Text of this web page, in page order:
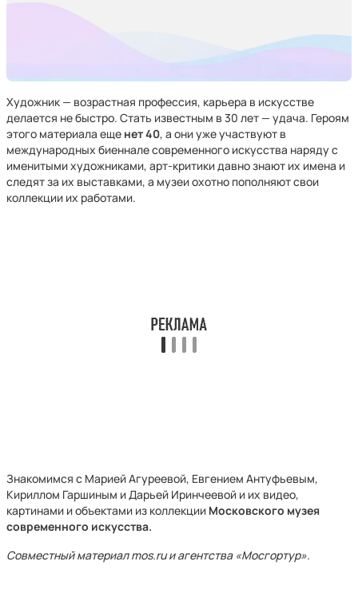
Художник — возрастная профессия, карьера в искусстве
делается не быстро. Стать известным в 30 лет — удача. Героям
этого материала еще нет 40, а они уже участвуют в
международных биеннале современного искусства наряду с
именитыми художниками, арт-критики давно знают их имена и
следят за их выставками, а музеи охотно пополняют свои
коллекции их работами.
Знакомимся с Марией Агуреевой, Евгением Антуфьевым,
Кириллом Гаршиным и Дарьей Иринчеевой и их видео,
картинами и объектами из коллекции Московского музея
современного искусства.
Совместный материал mos.ru и агентства «Мосгортур».